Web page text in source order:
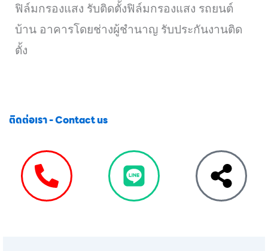
ฟิล์มกรองแสง รับติดตั้งฟิล์มกรองแสง รถยนต์
บ้าน อาคารโดยช่างผู้ชำนาญ รับประกันงานติด
ตั้ง
ติดต่อเรา - Contact us